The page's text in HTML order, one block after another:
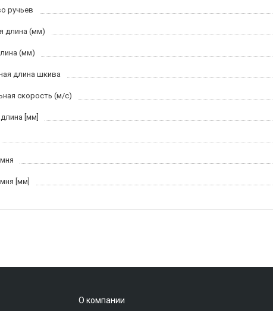
ручьев
длина (мм)
(мм)
длина шкива
скорость (м/c)
[мм]
[мм]
О компании